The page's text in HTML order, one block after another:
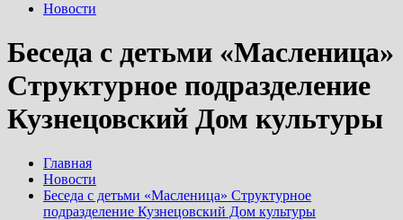
Новости
Беседа с детьми «Масленица»
Структурное подразделение
Кузнецовский Дом культуры
Главная
Новости
Беседа с детьми «Масленица» Структурное
подразделение Кузнецовский Дом культуры